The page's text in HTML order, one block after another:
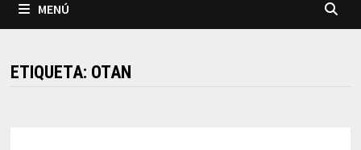
MENÚ
ETIQUETA: OTAN